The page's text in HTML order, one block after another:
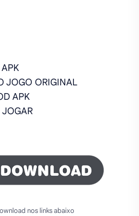
JOGO ORIGINAL
APK
JOGAR
nos links abaixo